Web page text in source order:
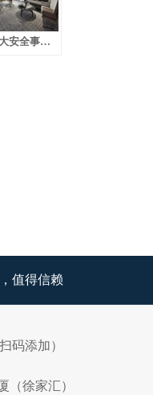
犯重大安全事故罪请律师有什么用?
值得信赖
码添加）
（徐家汇）